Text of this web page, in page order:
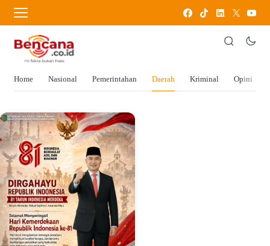
Home Nasional Pemerintahan Daerah Kriminal Opini